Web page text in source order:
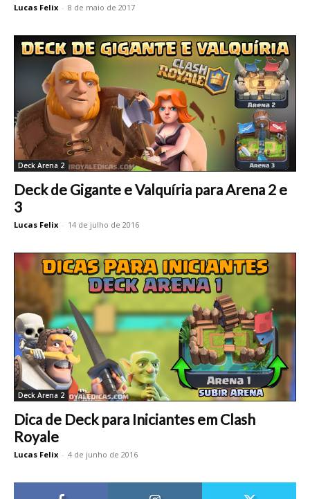
Lucas Felix - 8 de maio de 2017
Deck Arena 2
Deck de Gigante e Valquíria para Arena 2 e
3
Lucas Felix - 14 de julho de 2016
Deck Arena 2
Dica de Deck para Iniciantes em Clash
Royale
Lucas Felix - 4 de junho de 2016